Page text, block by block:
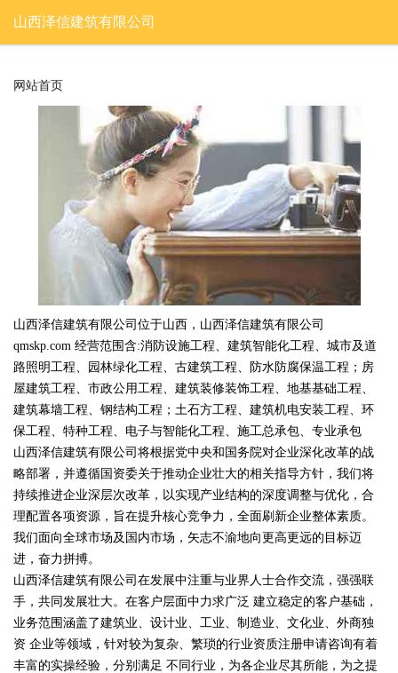
山西泽信建筑有限公司
网站首页
山西泽信建筑有限公司位于山西，山西泽信建筑有限公司
qmskp.com 经营范围含:消防设施工程、建筑智能化工程、城市及道
路照明工程、园林绿化工程、古建筑工程、防水防腐保温工程；房
屋建筑工程、市政公用工程、建筑装修装饰工程、地基基础工程、
建筑幕墙工程、钢结构工程；土石方工程、建筑机电安装工程、环
保工程、特种工程、电子与智能化工程、施工总承包、专业承包
山西泽信建筑有限公司将根据党中央和国务院对企业深化改革的战
略部署，并遵循国资委关于推动企业壮大的相关指导方针，我们将
持续推进企业深层次改革，以实现产业结构的深度调整与优化，合
理配置各项资源，旨在提升核心竞争力，全面刷新企业整体素质。
我们面向全球市场及国内市场，矢志不渝地向更高更远的目标迈
进，奋力拼搏。
山西泽信建筑有限公司在发展中注重与业界人士合作交流，强强联
手，共同发展壮大。在客户层面中力求广泛 建立稳定的客户基础，
业务范围涵盖了建筑业、设计业、工业、制造业、文化业、外商独
资 企业等领域，针对较为复杂、繁琐的行业资质注册申请咨询有着
丰富的实操经验，分别满足 不同行业，为各企业尽其所能，为之提